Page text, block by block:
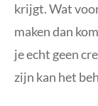
krijgt. Wat
maken dan
je echt geen
zijn kan het